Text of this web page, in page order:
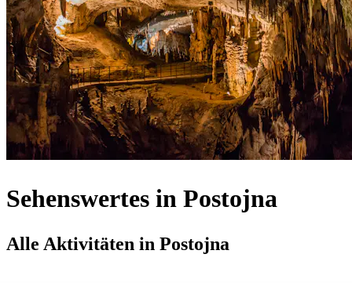
Sehenswertes in Postojna
Alle Aktivitäten in Postojna